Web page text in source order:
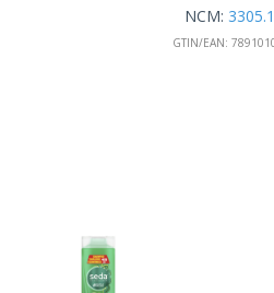
NCM:
GTIN/EAN: